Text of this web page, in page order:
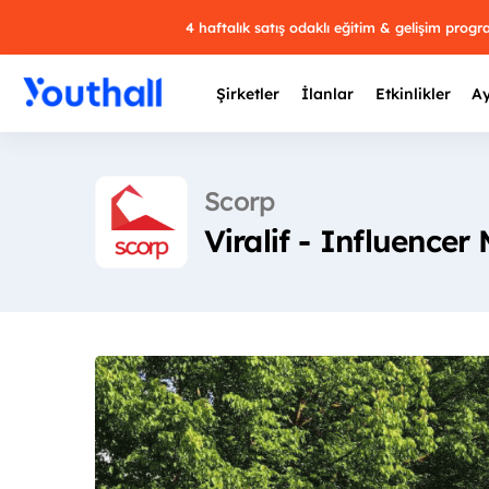
4 haftalık satış odaklı eğitim & gelişim
Şirketler İlanlar Etkinlikler
Scorp
Viralif - Influencer